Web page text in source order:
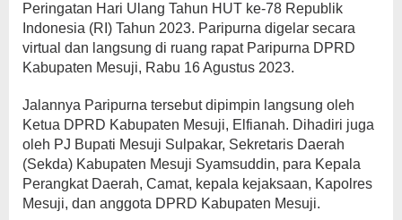
Peringatan Hari Ulang Tahun HUT ke-78 Republik
Indonesia (RI) Tahun 2023. Paripurna digelar secara
virtual dan langsung di ruang rapat Paripurna DPRD
Kabupaten Mesuji, Rabu 16 Agustus 2023.
Jalannya Paripurna tersebut dipimpin langsung oleh
Ketua DPRD Kabupaten Mesuji, Elfianah. Dihadiri juga
oleh PJ Bupati Mesuji Sulpakar, Sekretaris Daerah
(Sekda) Kabupaten Mesuji Syamsuddin, para Kepala
Perangkat Daerah, Camat, kepala kejaksaan, Kapolres
Mesuji, dan anggota DPRD Kabupaten Mesuji.